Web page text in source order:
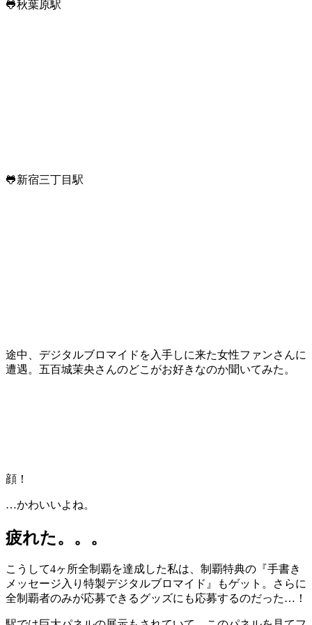
🐸秋葉原駅
🐸新宿三丁目駅
途中、デジタルブロマイドを入手しに来た女性ファンさんに
遭遇。五百城茉央さんのどこがお好きなのか聞いてみた。
顔！
…かわいいよね。
疲れた。。。
こうして4ヶ所全制覇を達成した私は、制覇特典の『手書き
メッセージ入り特製デジタルブロマイド』もゲット。さらに
全制覇者のみが応募できるグッズにも応募するのだった…！